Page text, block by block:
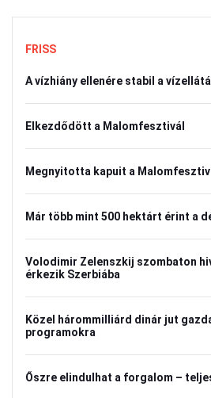
FRISS
A vízhiány ellenére stabil a
Elkezdődött a Malomfesztivál
Megnyitotta kapuit a
Már több mint 500 hektárt érint a
Volodimir Zelenszkij szombaton
érkezik Szerbiába
Közel hárommilliárd dinár jut
programokra
Őszre elindulhat a forgalom –